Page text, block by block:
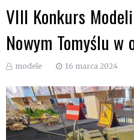
VIII Konkurs
Nowym Tomyślu w
modele 16 marca 2024